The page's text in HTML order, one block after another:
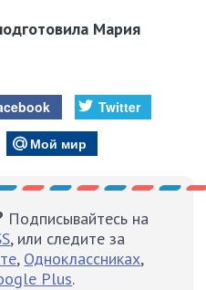
Мария
Twitter
Мой мир
Подписывайтесь на
, или следите за
, Одноклассниках,
Plus.